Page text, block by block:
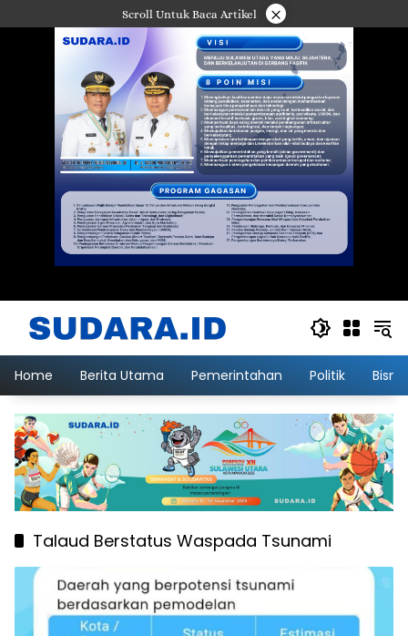
ke
Scroll Untuk Baca Artikel ×
Home Berita Utama Pemerintahan Politik
Talaud Berstatus Waspada Tsunami